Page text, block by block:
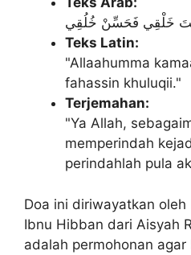
خَلْقِي فَحَسِّنْ خُلُقِي
Teks Latin:
"Allaahumma
fahassin khuluqii."
Terjemahan:
"Ya Allah,
memperindah
perindahlah pula
Doa ini diriwayatkan
Ibnu Hibban dari Aisyah
adalah permohonan